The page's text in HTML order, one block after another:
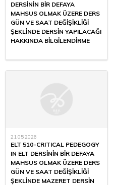
DERSİNİN BİR DEFAYA
MAHSUS OLMAK ÜZERE DERS
GÜN VE SAAT DEĞİŞİKLİĞİ
ŞEKLİNDE DERSİN YAPILACAĞI
HAKKINDA BİLGİLENDİRME
21.05.2026
ELT 510-CRITICAL PEDEGOGY
IN ELT DERSİNİN BİR DEFAYA
MAHSUS OLMAK ÜZERE DERS
GÜN VE SAAT DEĞİŞİKLİĞİ
ŞEKLİNDE MAZERET DERSİN